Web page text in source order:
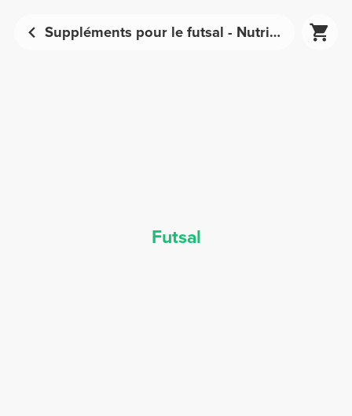
Suppléments pour le futsal - Nutrition sportive | Prozis
Futsal